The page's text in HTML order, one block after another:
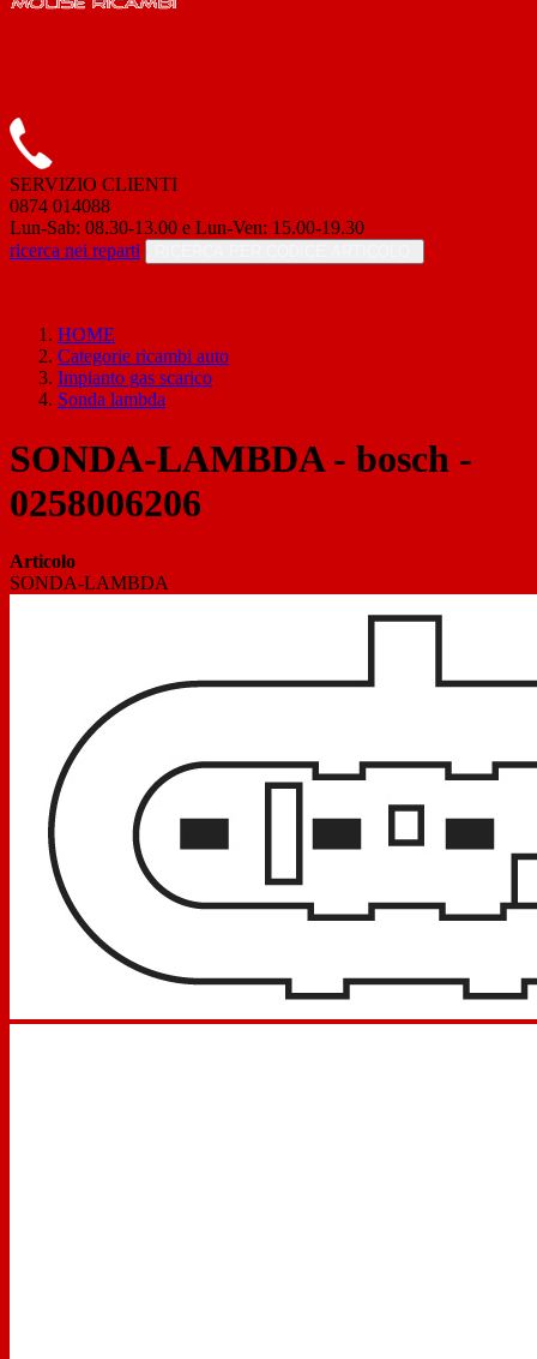
SERVIZIO CLIENTI
0874 014088
Lun-Sab: 08.30-13.00 e Lun-Ven: 15.00-19.30
ricerca nei reparti
HOME
Categorie ricambi auto
Impianto gas scarico
Sonda lambda
SONDA-LAMBDA - bosch -
0258006206
Articolo
SONDA-LAMBDA